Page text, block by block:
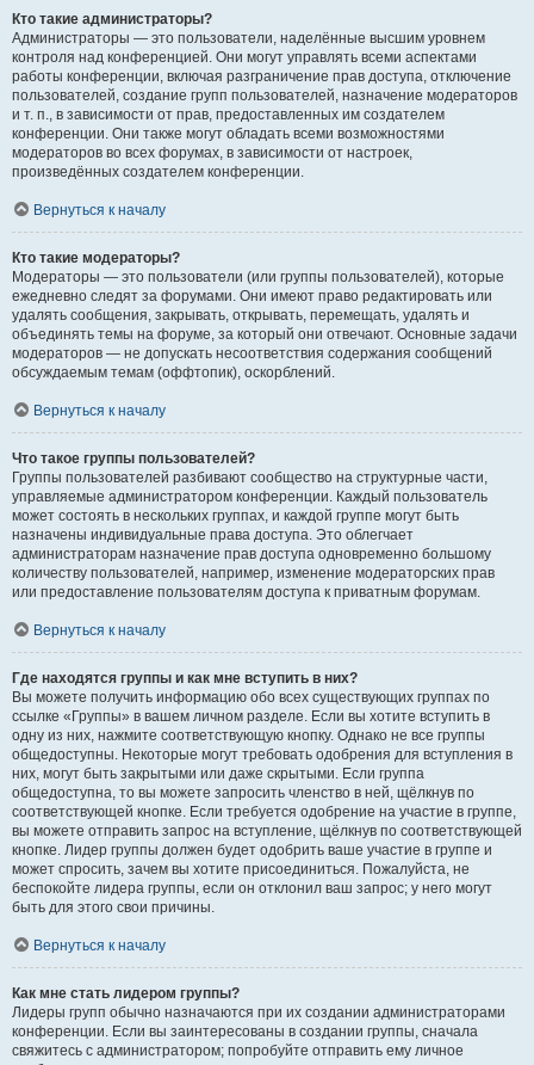
Кто такие администраторы?
Администраторы — это пользователи, наделённые высшим уровнем
контроля над конференцией. Они могут управлять всеми аспектами
работы конференции, включая разграничение прав доступа, отключение
пользователей, создание групп пользователей, назначение модераторов
и т. п., в зависимости от прав, предоставленных им создателем
конференции. Они также могут обладать всеми возможностями
модераторов во всех форумах, в зависимости от настроек,
произведённых создателем конференции.
Вернуться к началу
Кто такие модераторы?
Модераторы — это пользователи (или группы пользователей), которые
ежедневно следят за форумами. Они имеют право редактировать или
удалять сообщения, закрывать, открывать, перемещать, удалять и
объединять темы на форуме, за который они отвечают. Основные задачи
модераторов — не допускать несоответствия содержания сообщений
обсуждаемым темам (оффтопик), оскорблений.
Вернуться к началу
Что такое группы пользователей?
Группы пользователей разбивают сообщество на структурные части,
управляемые администратором конференции. Каждый пользователь
может состоять в нескольких группах, и каждой группе могут быть
назначены индивидуальные права доступа. Это облегчает
администраторам назначение прав доступа одновременно большому
количеству пользователей, например, изменение модераторских прав
или предоставление пользователям доступа к приватным форумам.
Вернуться к началу
Где находятся группы и как мне вступить в них?
Вы можете получить информацию обо всех существующих группах по
ссылке «Группы» в вашем личном разделе. Если вы хотите вступить в
одну из них, нажмите соответствующую кнопку. Однако не все группы
общедоступны. Некоторые могут требовать одобрения для вступления в
них, могут быть закрытыми или даже скрытыми. Если группа
общедоступна, то вы можете запросить членство в ней, щёлкнув по
соответствующей кнопке. Если требуется одобрение на участие в группе,
вы можете отправить запрос на вступление, щёлкнув по соответствующей
кнопке. Лидер группы должен будет одобрить ваше участие в группе и
может спросить, зачем вы хотите присоединиться. Пожалуйста, не
беспокойте лидера группы, если он отклонил ваш запрос; у него могут
быть для этого свои причины.
Вернуться к началу
Как мне стать лидером группы?
Лидеры групп обычно назначаются при их создании администраторами
конференции. Если вы заинтересованы в создании группы, сначала
свяжитесь с администратором; попробуйте отправить ему личное